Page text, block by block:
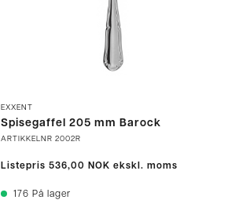
EXXENT
Spisegaffel 205 mm Barock
ARTIKKELNR 2002R
Listepris 536,00 NOK ekskl. moms
176 På lager